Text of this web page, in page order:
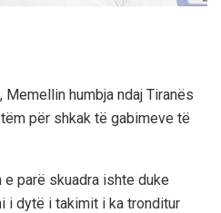
humbja ndaj Tiranës
për shkak të gabimeve të
parë skuadra ishte duke
i dytë i takimit i ka tronditur